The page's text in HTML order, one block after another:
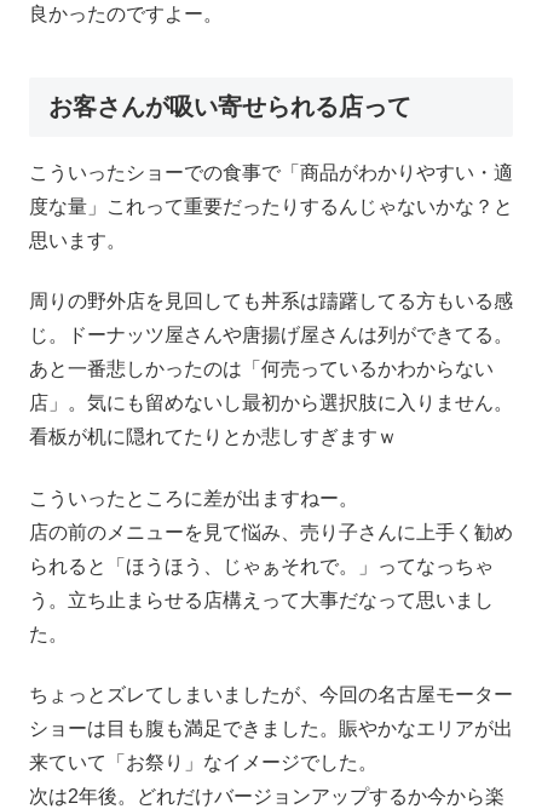
良かったのですよー。
お客さんが吸い寄せられる店って
こういったショーでの食事で「商品がわかりやすい・適
度な量」これって重要だったりするんじゃないかな？と
思います。
周りの野外店を見回しても丼系は躊躇してる方もいる感
じ。ドーナッツ屋さんや唐揚げ屋さんは列ができてる。
あと一番悲しかったのは「何売っているかわからない
店」。気にも留めないし最初から選択肢に入りません。
看板が机に隠れてたりとか悲しすぎますｗ
こういったところに差が出ますねー。
店の前のメニューを見て悩み、売り子さんに上手く勧め
られると「ほうほう、じゃぁそれで。」ってなっちゃ
う。立ち止まらせる店構えって大事だなって思いまし
た。
ちょっとズレてしまいましたが、今回の名古屋モーター
ショーは目も腹も満足できました。賑やかなエリアが出
来ていて「お祭り」なイメージでした。
次は2年後。どれだけバージョンアップするか今から楽